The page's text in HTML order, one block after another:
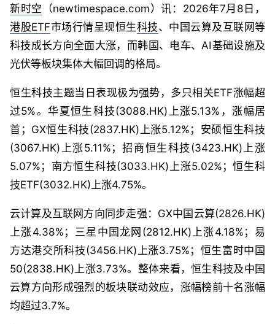
新时空 （newtimespace.com）讯：2026年7月8日，
港股ETF市场行情呈现恒生科技、中国云算及互联网等
科技成长方向全面大涨，而韩国、电车、AI基础设施及
光伏等板块集体大幅回调的格局。
恒生科技主题当日表现极为强势，多只相关ETF涨幅超
过5%。华夏恒生科技(3088.HK)上涨5.13%，涨幅居
首；GX恒生科技(2837.HK)上涨5.12%；安硕恒生科技
(3067.HK)上涨5.11%；招商恒生科技(3423.HK)上涨
5.07%；南方恒生科技(3033.HK)上涨5.02%；恒生科
技ETF(3032.HK)上涨4.75%。
云计算及互联网方向同步走强：GX中国云算(2826.HK)
上涨4.38%；三星中国龙网(2812.HK)上涨4.18%；易
方达港交所科技(3456.HK)上涨3.75%；恒生富时中国
50(2838.HK)上涨3.73%。整体来看，恒生科技及中国
云算方向形成强烈的板块联动效应，涨幅榜前十名涨幅
均超过3.7%。